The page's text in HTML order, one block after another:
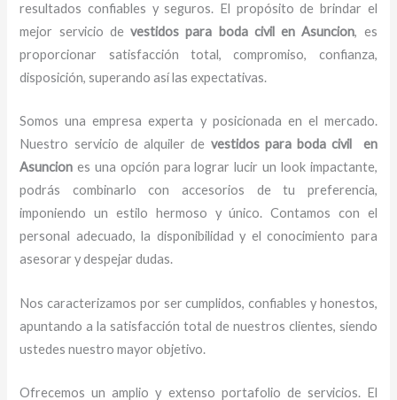
resultados confiables y seguros. El propósito de brindar el
mejor servicio devestidos para boda civil en Asuncion, es
proporcionar satisfacción total, compromiso, confianza,
disposición, superando así las expectativas.
Somos una empresa experta y posicionada en el mercado.
Nuestro servicio de alquiler de vestidos para boda civil en
Asunciones una opción para lograr lucir un look impactante,
podrás combinarlo con accesorios de tu preferencia,
imponiendo un estilo hermoso y único.Contamos con el
personal adecuado, la disponibilidad y el conocimiento para
asesorar y despejar dudas.
Nos caracterizamos por ser cumplidos, confiables y honestos,
apuntando a la satisfacción total de nuestros clientes, siendo
ustedes nuestro mayor objetivo.
Ofrecemos un amplio y extenso portafolio de servicios. El